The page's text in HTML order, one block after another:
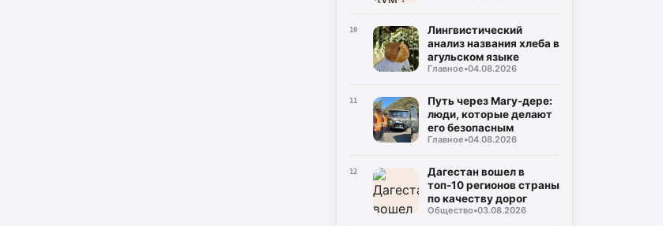
10
Лингвистический
анализ названия хлеба в
агульском языке
Главное•04.08.2026
11
Путь через Магу-дере:
люди, которые делают
его безопасным
Главное•04.08.2026
12
Дагестан вошел в
топ-10 регионов страны
по качеству дорог
Общество•03.08.2026